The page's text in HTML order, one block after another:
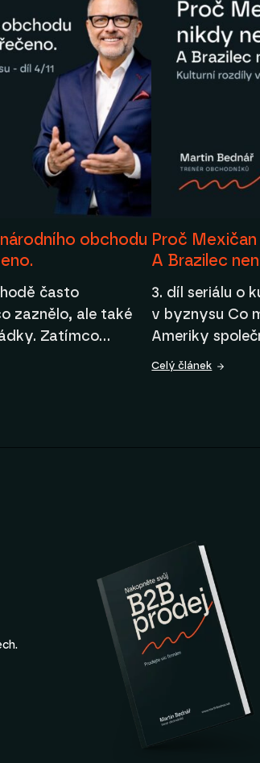
obchodu
často
zaznělo, ale také
Zatímco…
Proč
A Brazilec
3. díl seriálu o
v byznysu Co
Ameriky
Celý článek